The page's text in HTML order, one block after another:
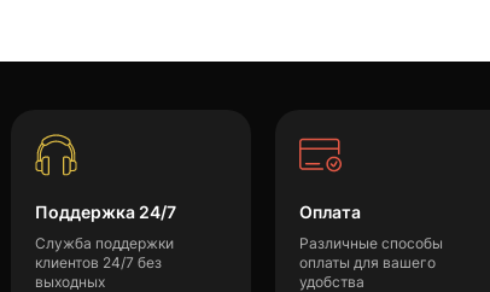
Поддержка 24/7
Служба поддержки
клиентов 24/7 без
выходных
Оплата
Различные способы
оплаты для вашего
удобства